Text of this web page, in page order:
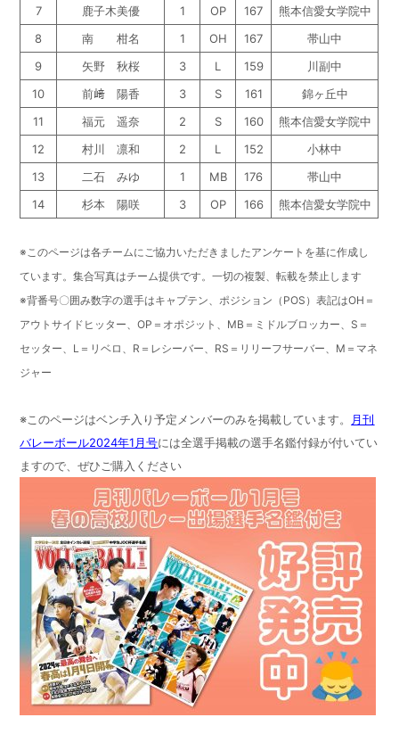
7
鹿子木美優 1 OP 167
熊本信愛女学院中
8
南 柑名 1 OH 167
帯山中
9
矢野 秋桜 3 L 159
川副中
10
前﨑 陽香 3 S 161
錦ヶ丘中
11
福元 遥奈 2 S 160
熊本信愛女学院中
12
村川 凛和 2 L 152
小林中
13
二石 みゆ 1 MB 176
帯山中
14
杉本 陽咲 3 OP 166 熊本信愛女学院中
※このページは各チームにご協力いただきましたアンケートを基に作成し
ています。集合写真はチーム提供です。一切の複製、転載を禁止します
※背番号〇囲み数字の選手はキャプテン、 ポジション（POS）表記はOH＝
アウトサイドヒッター、OP＝オポジット、MB＝ミドルブロッカー、S＝
セッター、L＝リベロ、R＝レシーバー、RS＝リリーフサーバー、M＝マネ
ジャー
※このページはベンチ入り予定メンバーのみを掲載しています。
月刊
バレーボール2024年1月号には全選手掲載の選手名鑑付録が付いてい
ますので、ぜひご購入ください